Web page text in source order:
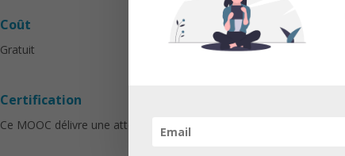
Coût
Gratuit
Certification
Ce MOOC délivre une attestation de réussite aux personnes ayant